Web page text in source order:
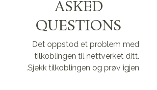
ASKED
QUESTIONS
Det oppstod et problem med
tilkoblingen til nettverket ditt.
Sjekk tilkoblingen og prøv igjen.